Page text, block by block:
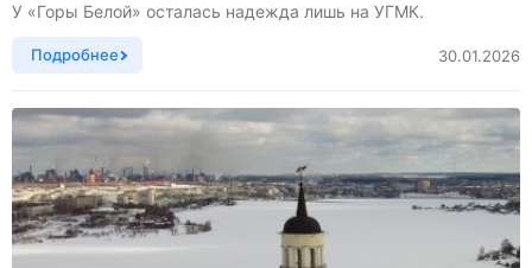
У «Горы Белой» осталась надежда лишь на УГМК.
Подробнее 30.01.2026